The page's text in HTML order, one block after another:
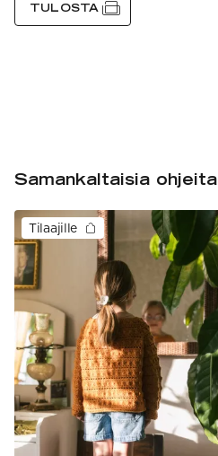
TULOSTA
Samankaltaisia ohjeita
Tilaajille